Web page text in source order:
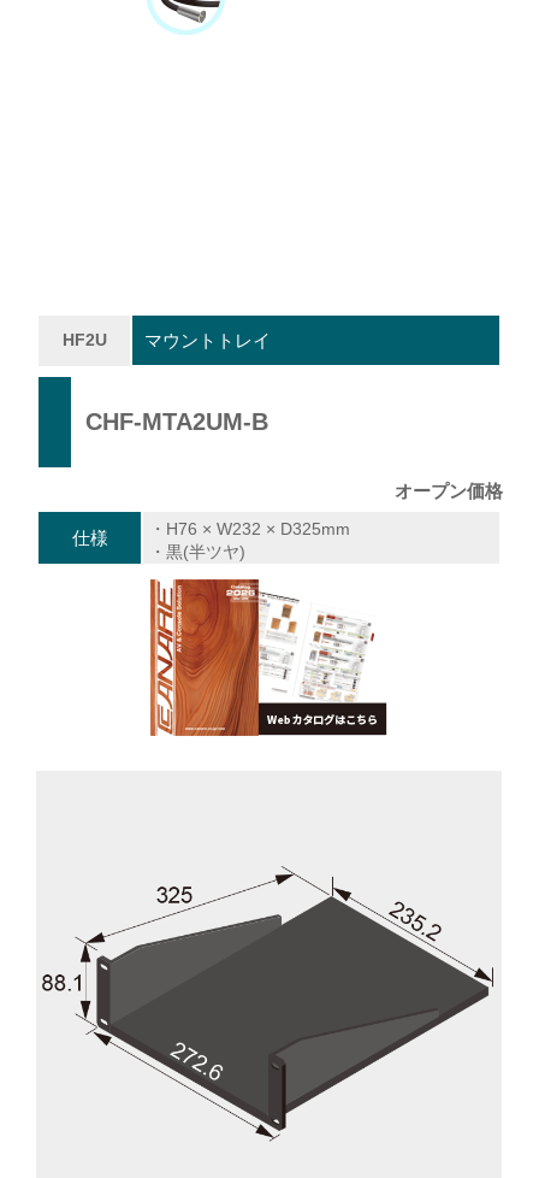
HF2U マウントトレイ
CHF-MTA2UM-B
オープン価格
仕様
・H76 × W232 × D325mm
・黒(半ツヤ)